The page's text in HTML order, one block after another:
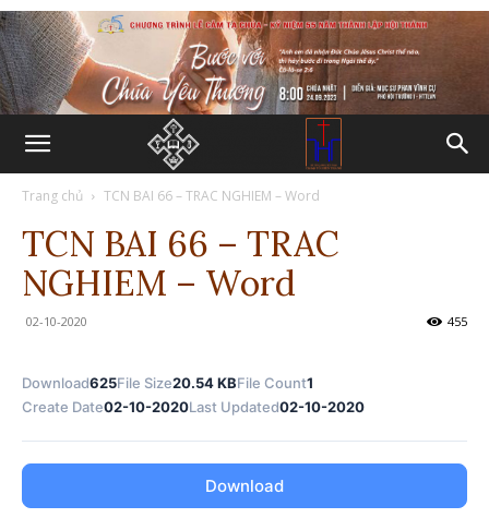
Trang chủ TCN BAI 66 – TRAC NGHIEM – Word
TCN BAI 66 – TRAC
NGHIEM – Word
02-10-2020 455
Download625File Size20.54 KBFile Count1
Create Date02-10-2020Last Updated02-10-2020
Download